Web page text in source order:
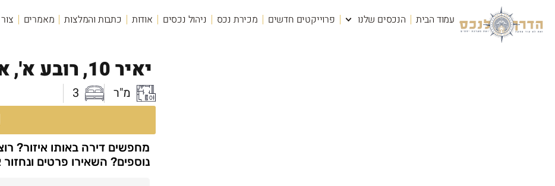
עמוד הבית הנכסים שלנו פרוייקטים חדשים מכירת נכס ניהול נכסים אודות כתבות והמלצות מאמרים
יאיר 10, רובע א',
מ"ר 3
מחפשים דירה באותו איזור?
נוספים? השאירו פרטים